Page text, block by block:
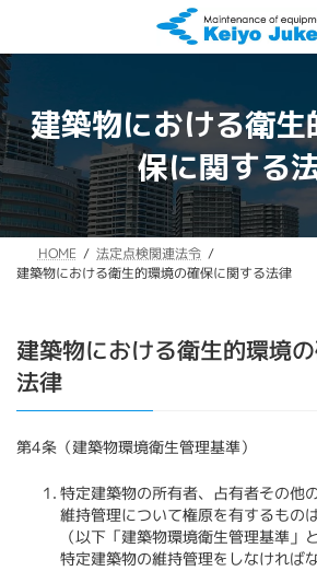
テ
ン
ツ
へ
ス
キ
ッ
プ
ゲ
ー
シ
ョ
ン
に
移
動
建築物における衛
保に関する
HOME 法定点検関連法令
建築物における衛生的環境の確保に関する法律
建築物における衛生的環境
法律
第4条（建築物環境衛生管理基準）
特定建築物の所有者、占有者その他
維持管理について権原を有するもの
（以下「建築物環境衛生管理基準」
特定建築物の維持管理をしなければな